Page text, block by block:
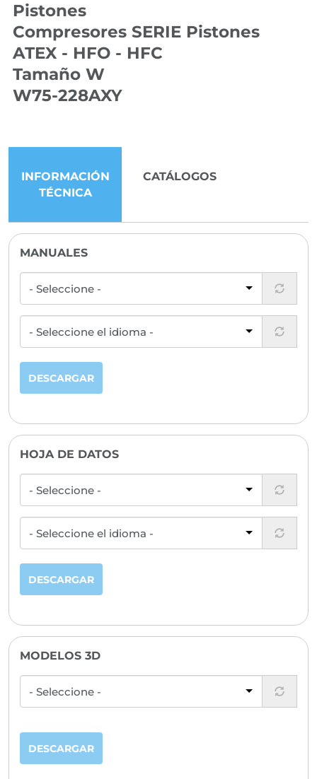
Pistones
Compresores SERIE Pistones
ATEX - HFO - HFC
Tamaño W
W75-228AXY
INFORMACIÓN
TÉCNICA
CATÁLOGOS
MANUALES
DESCARGAR
HOJA DE DATOS
DESCARGAR
MODELOS 3D
DESCARGAR